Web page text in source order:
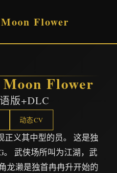
Flower
Flower
版+DLC
动态CV
正义其中型的员。 这是独
。 武侠场所叫为江湖，武
龙濑是独首冉冉升开始的